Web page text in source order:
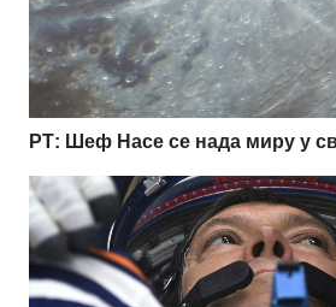
РТ: Шеф Насе се нада миру у